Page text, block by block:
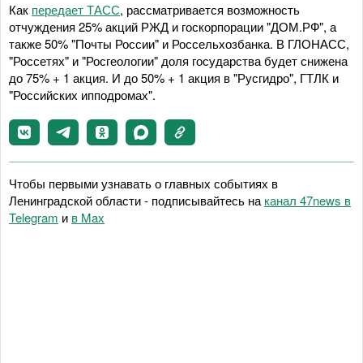
Как передает ТАСС, рассматривается возможность
отчуждения 25% акций РЖД и госкорпорации "ДОМ.РФ", а
также 50% "Почты России" и Россельхозбанка. В ГЛОНАСС,
"Россетях" и "Росгеологии" доля государства будет снижена
до 75% + 1 акция. И до 50% + 1 акция в "Русгидро", ГТЛК и
"Российских ипподромах".
Чтобы первыми узнавать о главных событиях в
Ленинградской области - подписывайтесь на канал 47news в
Telegram и в Maх